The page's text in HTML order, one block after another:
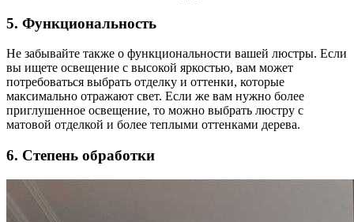
5. Функциональность
Не забывайте также о функциональности вашей люстры. Если
вы ищете освещение с высокой яркостью, вам может
потребоваться выбрать отделку и оттенки, которые
максимально отражают свет. Если же вам нужно более
приглушенное освещение, то можно выбрать люстру с
матовой отделкой и более теплыми оттенками дерева.
6. Степень обработки